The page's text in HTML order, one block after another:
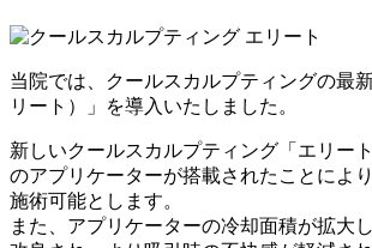
当院では、クールスカルプティングの最
リート）」を導入いたしました。
新しいクールスカルプティング「エリー
のアプリケーターが搭載されたことによ
施術可能とします。
また、アプリケーターの冷却面積が拡大